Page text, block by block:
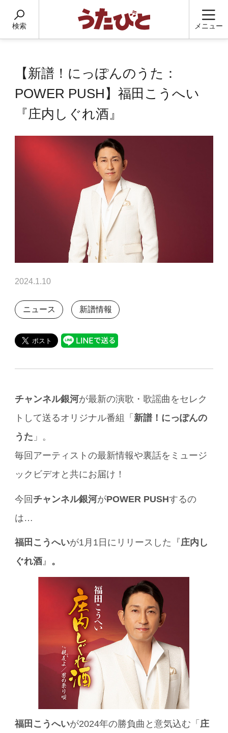
検索 メニュー
【新譜！にっぽんのうた：
POWER PUSH】福田こうへい
『庄内しぐれ酒』
2024.1.10
ニュース 新譜情報
チャンネル銀河が最新の演歌・歌謡曲をセレク
トして送るオリジナル番組「新譜！にっぽんの
うた 」。
毎回アーティストの最新情報や裏話をミュージ
ックビデオと共にお届け！
今回 チャンネル銀河がPOWER PUSHするの
は…
福田こうへいが1月1日にリリースした『庄内し
ぐれ酒』 。
福田こうへいが2024年の勝負曲と意気込む「庄